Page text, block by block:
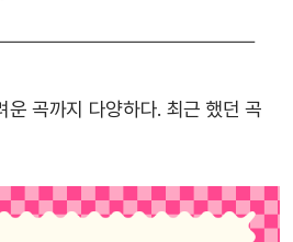
곡까지 다양하다. 최근 했던 곡